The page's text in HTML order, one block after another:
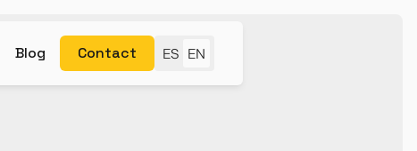
Blog Contact ES EN